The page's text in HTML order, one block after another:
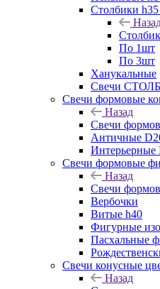
Столбики h35
По 1шт
По 3шт
Ханукальные
Свечи
Свечи формовые
Назад
Свечи
Античные
Интерьерные
Свечи формовые
Назад
Свечи
Вербочки
Витые h40
Фигурные
Пасхальные
Свечи конусные
Назад